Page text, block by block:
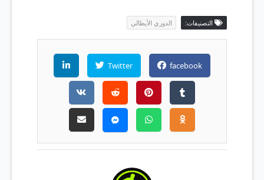
التصنيفات: الدوري الأيطالي
facebook
Twitter